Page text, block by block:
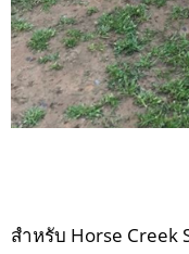
สำหรับ Horse Creek